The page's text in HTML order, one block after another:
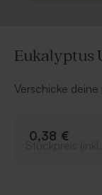
Eukalyptus
Verschicke
16,2 cm).
0,38 €